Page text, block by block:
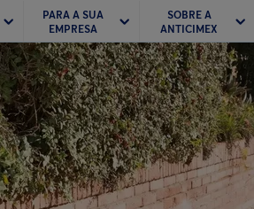
PARA A SUA
EMPRESA
SOBRE A
ANTICIMEX